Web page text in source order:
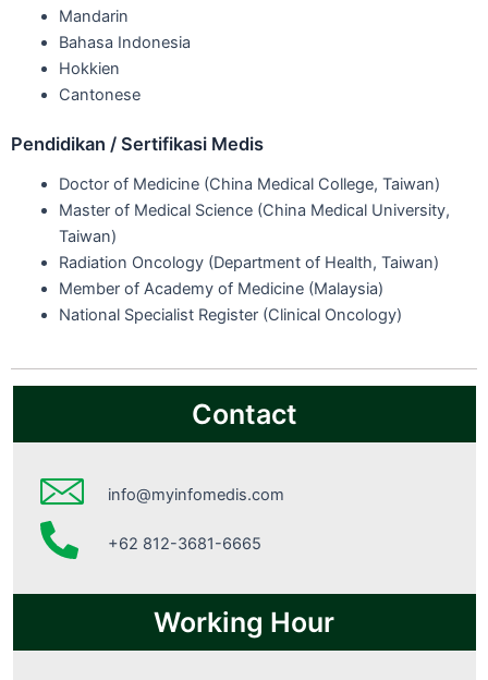
Mandarin
Bahasa Indonesia
Hokkien
Cantonese
Pendidikan / Sertifikasi Medis
Doctor of Medicine (China Medical College, Taiwan)
Master of Medical Science (China Medical University,
Taiwan)
Radiation Oncology (Department of Health, Taiwan)
Member of Academy of Medicine (Malaysia)
National Specialist Register (Clinical Oncology)
Contact
info@myinfomedis.com
+62 812-3681-6665
Working Hour